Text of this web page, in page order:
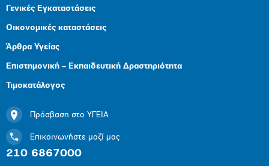
Γενικές Εγκαταστάσεις
Οικονομικές καταστάσεις
Άρθρα Υγείας
Επιστημονική – Εκπαιδευτική Δραστηριότητα
Τιμοκατάλογος
Πρόσβαση στο ΥΓΕΙΑ
Επικοινωνήστε μαζί μας
210 6867000